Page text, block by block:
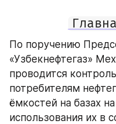
По поручению
«Узбекнефтегаз»
проводится
потребителям
ёмкостей на базах
использования их в